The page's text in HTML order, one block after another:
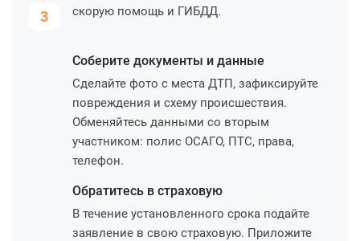
3
скорую помощь и ГИБДД.
Соберите документы и данные
Сделайте фото с места ДТП, зафиксируйте
повреждения и схему происшествия.
Обменяйтесь данными со вторым
участником: полис ОСАГО, ПТС, права,
телефон.
Обратитесь в страховую
В течение установленного срока подайте
заявление в свою страховую. Приложите